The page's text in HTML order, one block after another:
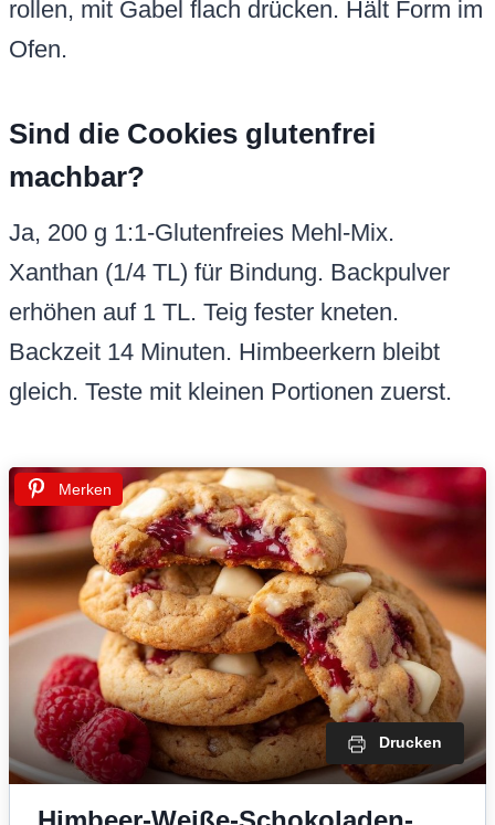
rollen, mit Gabel flach drücken. Hält Form im
Ofen.
Sind die Cookies glutenfrei
machbar?
Ja, 200 g 1:1-Glutenfreies Mehl-Mix.
Xanthan (1/4 TL) für Bindung. Backpulver
erhöhen auf 1 TL. Teig fester kneten.
Backzeit 14 Minuten. Himbeerkern bleibt
gleich. Teste mit kleinen Portionen zuerst.
Merken
Drucken